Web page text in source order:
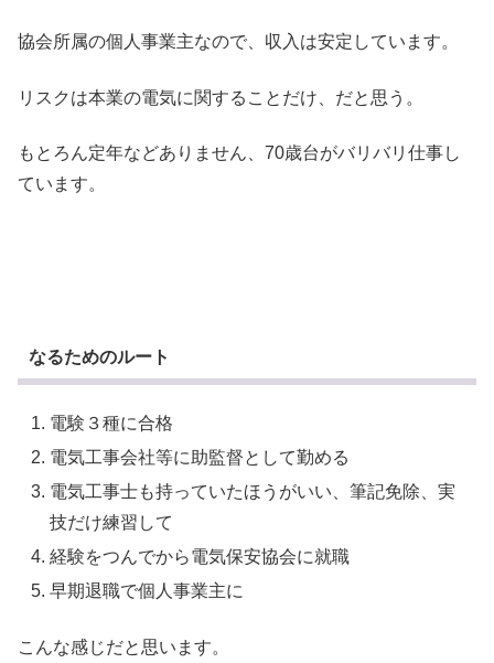
協会所属の個人事業主なので、収入は安定しています。
リスクは本業の電気に関することだけ、だと思う。
もとろん定年などありません、70歳台がバリバリ仕事し
ています。
なるためのルート
電験３種に合格
電気工事会社等に助監督として勤める
電気工事士も持っていたほうがいい、筆記免除、実
技だけ練習して
経験をつんでから電気保安協会に就職
早期退職で個人事業主に
こんな感じだと思います。